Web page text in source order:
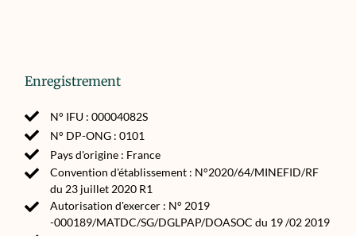
Enregistrement
N° IFU : 00004082S
N° DP-ONG : 0101
Pays d'origine : France
Convention d'établissement : N°2020/64/MINEFID/RF
du 23 juillet 2020 R1
Autorisation d'exercer : N° 2019
-000189/MATDC/SG/DGLPAP/DOASOC du 19 /02 2019